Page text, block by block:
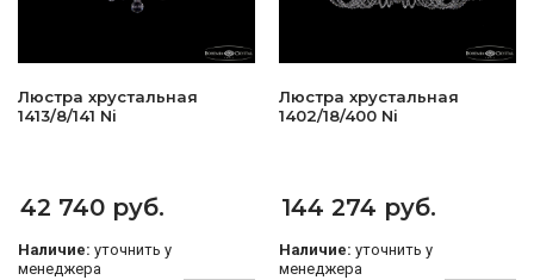
Люстра хрустальная
1413/8/141 Ni
42 740 руб.
Наличие: уточнить у
менеджера
Люстра хрустальная
1402/18/400 Ni
144 274 руб.
Наличие: уточнить у
менеджера